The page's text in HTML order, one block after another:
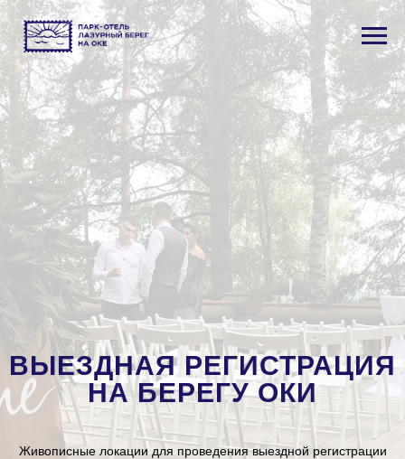
ВЫЕЗДНАЯ РЕГИСТРАЦИЯ
НА БЕРЕГУ ОКИ
Живописные локации для проведения выездной регистрации